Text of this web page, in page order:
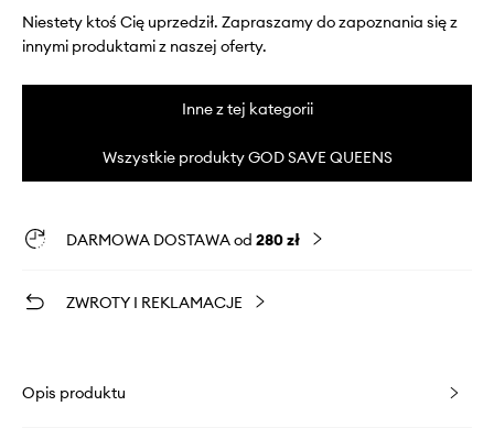
Niestety ktoś Cię uprzedził. Zapraszamy do zapoznania się z
innymi produktami z naszej oferty.
Inne z tej kategorii
Wszystkie produkty GOD SAVE QUEENS
DARMOWA DOSTAWA od 280 zł
ZWROTY I REKLAMACJE
Opis produktu